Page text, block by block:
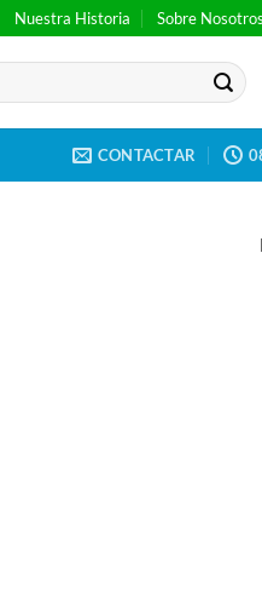
Nuestra Historia Sobre Nosotros
CONTACTAR